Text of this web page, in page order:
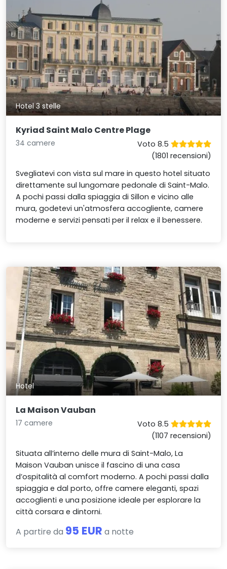
Hotel 3 stelle
Kyriad Saint Malo Centre Plage
34 camere
Voto 8.5
(1801 recensioni)
Svegliatevi con vista sul mare in questo hotel situato
direttamente sul lungomare pedonale di Saint-Malo.
A pochi passi dalla spiaggia di Sillon e vicino alle
mura, godetevi un'atmosfera accogliente, camere
moderne e servizi pensati per il relax e il benessere.
Hotel
La Maison Vauban
17 camere
Voto 8.5
(1107 recensioni)
Situata all’interno delle mura di Saint-Malo, La
Maison Vauban unisce il fascino di una casa
d’ospitalità al comfort moderno. A pochi passi dalla
spiaggia e dal porto, offre camere eleganti, spazi
accoglienti e una posizione ideale per esplorare la
città corsara e dintorni.
A partire da 95 EUR a notte